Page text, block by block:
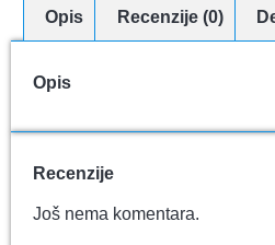
Opis Recenzije (0)
Opis
Recenzije
Još nema komentara.